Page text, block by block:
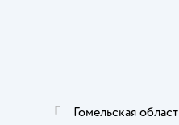
Г Гомельская